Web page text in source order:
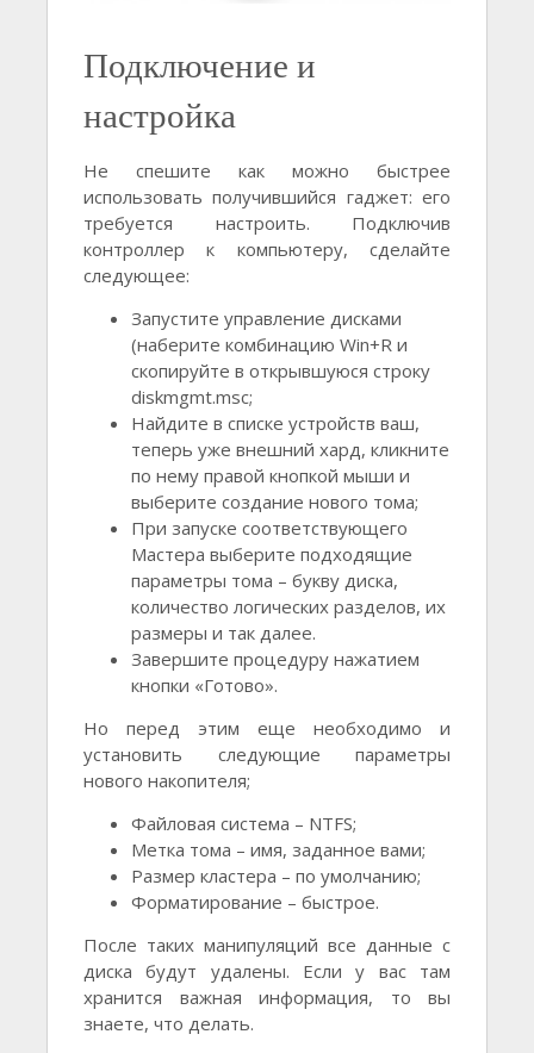
Подключение и
настройка
Не спешите как можно быстрее
использовать получившийся гаджет: его
требуется настроить. Подключив
контроллер к компьютеру, сделайте
следующее:
Запустите управление дисками
(наберите комбинацию Win+R и
скопируйте в открывшуюся строку
diskmgmt.msc;
Найдите в списке устройств ваш,
теперь уже внешний хард, кликните
по нему правой кнопкой мыши и
выберите создание нового тома;
При запуске соответствующего
Мастера выберите подходящие
параметры тома – букву диска,
количество логических разделов, их
размеры и так далее.
Завершите процедуру нажатием
кнопки «Готово».
Но перед этим еще необходимо и
установить следующие параметры
нового накопителя;
Файловая система – NTFS;
Метка тома – имя, заданное вами;
Размер кластера – по умолчанию;
Форматирование – быстрое.
После таких манипуляций все данные с
диска будут удалены. Если у вас там
хранится важная информация, то вы
знаете, что делать.